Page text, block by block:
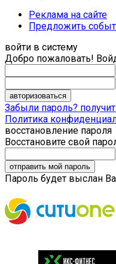
Реклама на сайте
Предложить
войти в систему
Добро пожаловать!
Забыли пароль?
Политика
восстановление пароля
Восстановите свой
Пароль будет выслан